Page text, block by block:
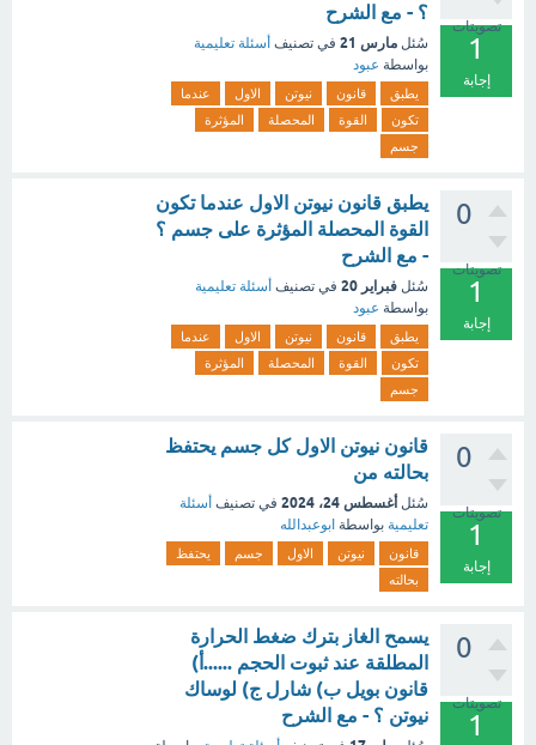
تصويتات
1
إجابة
؟ - مع الشرح
سُئل مارس 21 في تصنيف أسئلة تعليمية
بواسطة عبود
يطبق قانون نيوتن الاول
عندما
تكون
القوة المحصلة
المؤثرة
جسم
0
تصويتات
1
إجابة
يطبق قانون نيوتن الاول عندما تكون
القوة المحصلة المؤثرة على جسم ؟
- مع الشرح
سُئل فبراير 20 في تصنيف أسئلة تعليمية
بواسطة عبود
يطبق قانون نيوتن الاول
عندما
تكون
القوة المحصلة
المؤثرة
جسم
0
تصويتات
1
إجابة
قانون نيوتن الاول كل جسم يحتفظ
بحالته من
سُئل أغسطس 24، 2024 في تصنيف أسئلة
تعليمية بواسطة ابوعبدالله
قانون نيوتن الاول جسم
يحتفظ
بحالته
0
تصويتات
1
يسمح الغاز بترك ضغط الحرارة
المطلقة عند ثبوت الحجم ......أ)
قانون بويل ب) شارل ج) لوساك
نيوتن ؟ - مع الشرح